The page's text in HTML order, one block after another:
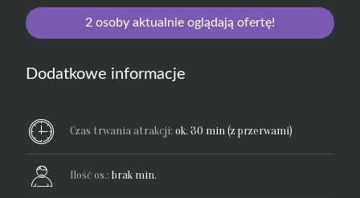
2 osoby aktualnie oglądają ofertę!
Dodatkowe informacje
Czas trwania atrakcji: ok. 30 min (z przerwami)
Ilość os.: brak min.